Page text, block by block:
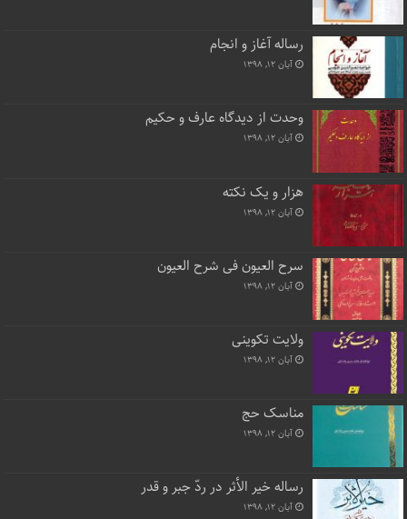
رساله آغاز و انجام
آبان ۱۲, ۱۳۹۸
وحدت از دیدگاه عارف و حکیم
آبان ۱۲, ۱۳۹۸
هزار و یک نکته
آبان ۱۲, ۱۳۹۸
سرح العیون فی شرح العیون
آبان ۱۲, ۱۳۹۸
ولایت تکوینی
آبان ۱۲, ۱۳۹۸
مناسک حج
آبان ۱۲, ۱۳۹۸
رساله خیر الأثر در ردّ جبر و قدر
آبان ۱۲, ۱۳۹۸